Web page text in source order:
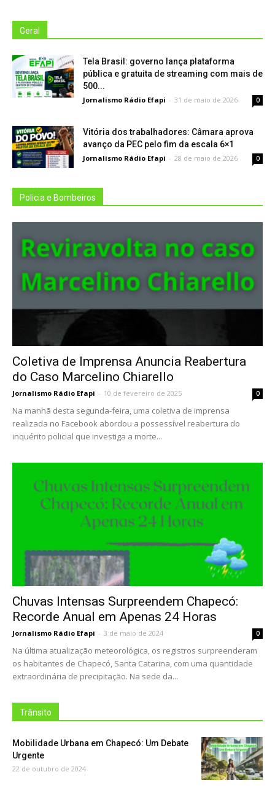
Geral
Tela Brasil: governo lança plataforma
pública e gratuita de streaming com mais de
500...
Jornalismo Rádio Efapi - 31 de maio de 2026 0
Vitória dos trabalhadores: Câmara aprova
avanço da PEC pelo fim da escala 6×1
Jornalismo Rádio Efapi - 28 de maio de 2026 0
Policia e Bombeiros
Coletiva de Imprensa Anuncia Reabertura
do Caso Marcelino Chiarello
Jornalismo Rádio Efapi - 10 de fevereiro de 2025 0
Na manhã desta segunda-feira, uma coletiva de imprensa
realizada no Facebook abordou a possessível reabertura do
inquérito policial que investiga a morte...
Chuvas Intensas Surpreendem Chapecó:
Recorde Anual em Apenas 24 Horas
Jornalismo Rádio Efapi - 3 de maio de 2024 0
Na última atualização meteorológica, os registros surpreenderam
os habitantes de Chapecó, Santa Catarina, com uma quantidade
extraordinária de precipitação. Na sede da...
Trânsito
Mobilidade Urbana em Chapecó: Um Debate
Urgente
22 de outubro de 2024